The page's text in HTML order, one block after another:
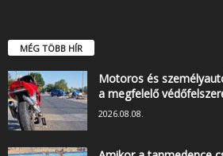
MÉG TÖBB HÍR
Motoros és
a megfelelő
2026.08.08.